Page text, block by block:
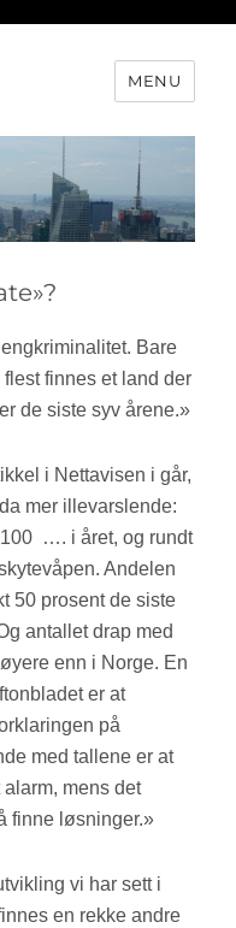
MENU
Bare
finnes et land der
de siste syv årene.»
i Nettavisen i går,
mer illevarslende:
…. i året, og rundt
Andelen
50 prosent de siste
antallet drap med
enn i Norge. En
er at
på
med tallene er at
mens det
finne løsninger.»
vi har sett i
en rekke andre